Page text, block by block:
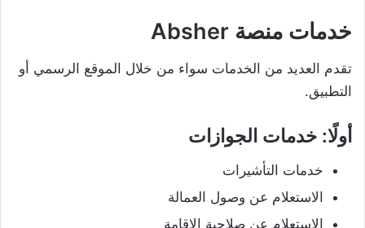
خدمات منصة Absher
تقدم العديد من الخدمات سواء من خلال الموقع الرسمي أو
التطبيق.
أولًا: خدمات الجوازات
خدمات التأشيرات
الاستعلام عن وصول العمالة
الاستعلام عن صلاحية الإقامة